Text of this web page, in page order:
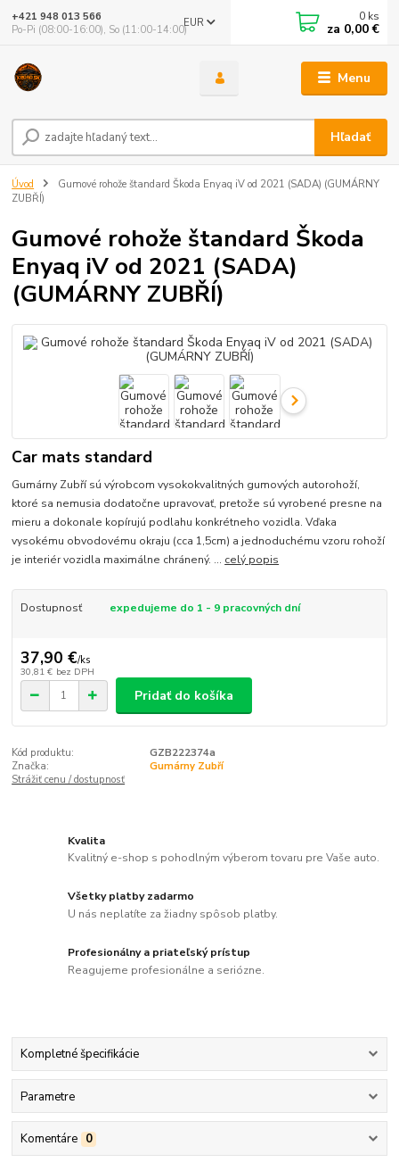
Menu
EUR
Hľadať
+421 948 013 566
Po-Pi (08:00-16:00), So (11:00-14:00)
0 ks
za 0,00 €
Úvod
Gumové rohože štandard Škoda Enyaq iV od 2021 (SADA) (GUMÁRNY
ZUBŘÍ)
Gumové rohože štandard Škoda
Enyaq iV od 2021 (SADA)
(GUMÁRNY ZUBŘÍ)
Car mats standard
Gumárny Zubří sú výrobcom vysokokvalitných gumových autorohoží,
ktoré sa nemusia dodatočne upravovať, pretože sú vyrobené presne na
mieru a dokonale kopírujú podlahu konkrétneho vozidla. Vďaka
vysokému obvodovému okraju (cca 1,5cm) a jednoduchému vzoru rohoží
je interiér vozidla maximálne chránený. ... celý popis
Dostupnosť expedujeme do 1 - 9 pracovných dní
37,90 €/ks
30,81 € bez DPH
Pridať do košíka
Kód produktu:
GZB222374a
Značka:
Gumárny Zubří
Strážiť cenu / dostupnosť
Kvalita
Kvalitný e-shop s pohodlným výberom tovaru pre Vaše auto.
Všetky platby zadarmo
U nás neplatíte za žiadny spôsob platby.
Profesionálny a priateľský prístup
Reagujeme profesionálne a seriózne.
Kompletné špecifikácie
Parametre
Komentáre 0